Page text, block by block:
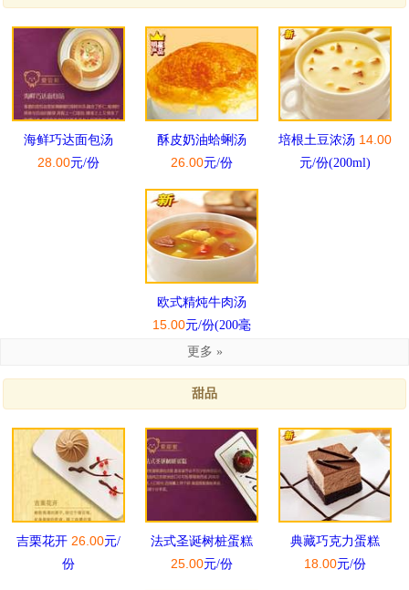
海鲜巧达面包汤
28.00元/份
酥皮奶油蛤蜊汤
26.00元/份
培根土豆浓汤 14.00
元/份(200ml)
欧式精炖牛肉汤
15.00元/份(200毫
升)
更多 »
甜品
吉栗花开 26.00元/
份
法式圣诞树桩蛋糕
25.00元/份
典藏巧克力蛋糕
18.00元/份